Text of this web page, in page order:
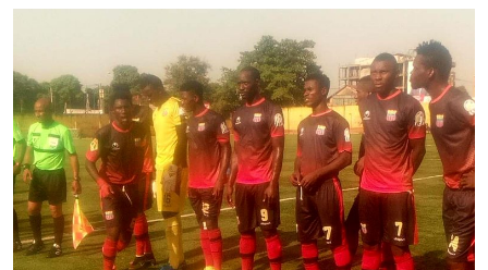
Email